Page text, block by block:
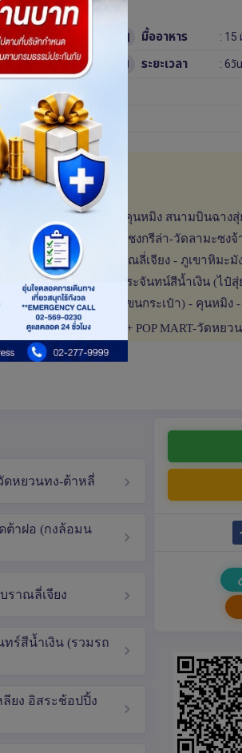
มื้ออาหาร : 15
ระยะเวลา : 6วั
08.00 น.-11.25 น.)-คุนหมิง สนามบินฉาง
ชงกรีล่า-เมืองโบราณแชงกรีล่า-วัดลามะซง
น้ำมังกรดำ - เมืองโบราณลี่เจียง - ภูเขาหิมะ
LIJIANG - หุบเขาพระจันทน์สีน้ำเงิน (ไป๋
เร็วสูงสู่คุนหมิง (รวมรถขนกระเป๋า) - คุนหมิ
นนคนเดินหนานผิงเจีย + POP MART-วัดหยว
ดหยวนทง-ต้าหลี่
ต้าฝอ (กงล้อมน
ราณลี่เจียง
ทร์สีน้ำเงิน (รวมรถ
ยง อิสระช้อปปิ้ง